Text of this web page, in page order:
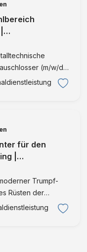
(m/w/d),
für den
|
Trumpf-
Rüsten der
Selbstständiges
laut Plan Ihr Profil: